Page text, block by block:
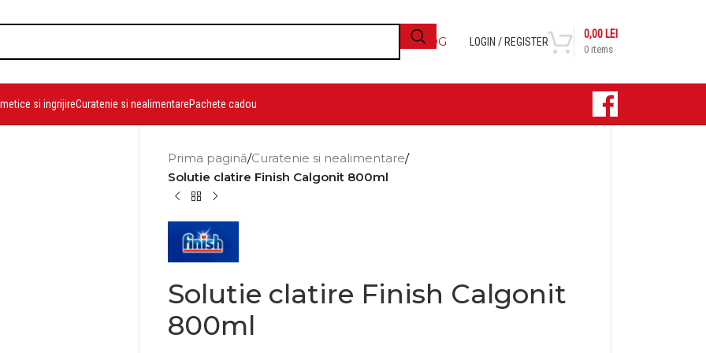
BLOG LOGIN / REGISTER
0 items
0,00 LEI
si ingrijireCuratenie si nealimentarePachete cadou
Prima pagină/Curatenie si nealimentare/
Solutie clatire Finish Calgonit 800ml
Solutie clatire Finish Calgonit
800ml